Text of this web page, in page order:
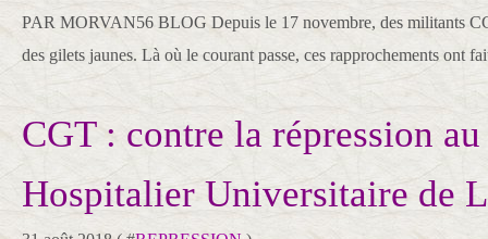
PAR MORVAN56 BLOG Depuis le 17 novembre, des militants
des gilets jaunes. Là où le courant passe, ces rapprochements ont
CGT : contre la répression
Hospitalier Universitaire de